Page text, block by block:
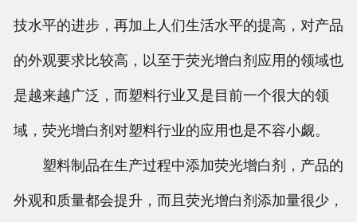
技水平的进步，再加上人们生活水平的提高，对产品
的外观要求比较高，以至于荧光增白剂应用的领域也
是越来越广泛，而塑料行业又是目前一个很大的领
域，荧光增白剂对塑料行业的应用也是不容小觑。
塑料制品在生产过程中添加荧光增白剂，产品的
外观和质量都会提升，而且荧光增白剂添加量很少，